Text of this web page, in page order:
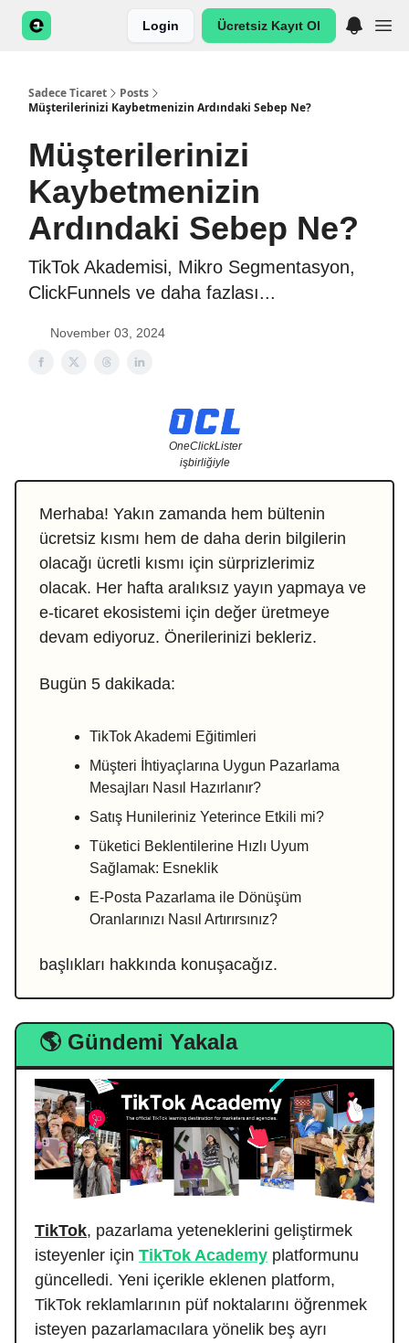
Login Ücretsiz Kayıt Ol
Sadece Ticaret
Posts
Müşterilerinizi Kaybetmenizin Ardındaki Sebep Ne?
Müşterilerinizi
Kaybetmenizin
Ardındaki Sebep Ne?
TikTok Akademisi, Mikro Segmentasyon,
ClickFunnels ve daha fazlası...
November 03, 2024
OneClickLister
işbirliğiyle
Merhaba! Yakın zamanda hem bültenin
ücretsiz kısmı hem de daha derin bilgilerin
olacağı ücretli kısmı için sürprizlerimiz
olacak. Her hafta aralıksız yayın yapmaya ve
e-ticaret ekosistemi için değer üretmeye
devam ediyoruz. Önerilerinizi bekleriz.
Bugün 5 dakikada:
TikTok Akademi Eğitimleri
Müşteri İhtiyaçlarına Uygun Pazarlama
Mesajları Nasıl Hazırlanır?
Satış Hunileriniz Yeterince Etkili mi?
Tüketici Beklentilerine Hızlı Uyum
Sağlamak: Esneklik
E-Posta Pazarlama ile Dönüşüm
Oranlarınızı Nasıl Artırırsınız?
başlıkları hakkında konuşacağız.
🌎 Gündemi Yakala
TikTok, pazarlama yeteneklerini geliştirmek
isteyenler için TikTok Academy platformunu
güncelledi. Yeni içerikle eklenen platform,
TikTok reklamlarının püf noktalarını öğrenmek
isteyen pazarlamacılara yönelik beş ayrı